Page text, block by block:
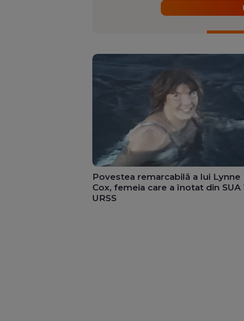
Povestea remarcabilă a lui Lynne
Cox, femeia care a înotat din SUA
URSS